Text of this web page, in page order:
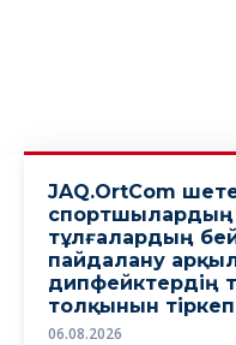
JAQ.OrtCom
спортшылардың
тұлғалардың
пайдалану
дипфейктердің
толқынын
06.08.2026